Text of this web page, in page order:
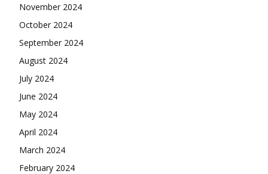
November 2024
October 2024
September 2024
August 2024
July 2024
June 2024
May 2024
April 2024
March 2024
February 2024